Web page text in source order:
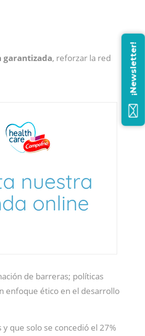
garantizada, reforzar la red
de barreras; políticas
enfoque ético en el desarrollo
y que solo se concedió el 27%
¡Newsletter!